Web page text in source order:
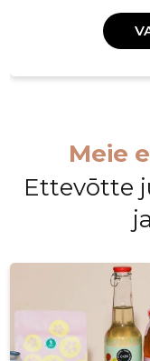
Meie
Ettevōtte